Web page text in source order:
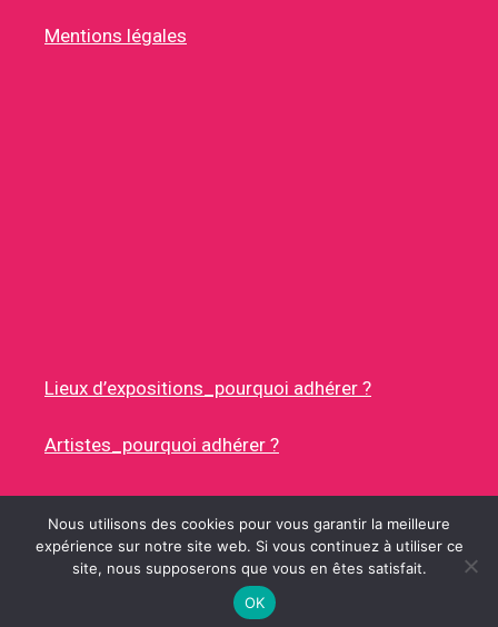
Mentions légales
Lieux d’expositions_pourquoi adhérer ?
Artistes_pourquoi adhérer ?
© 2026 RUES DES ARTISTES• CONSTRUIT AVEC
GENERATEPRESS
Nous utilisons des cookies pour vous garantir la meilleure
expérience sur notre site web. Si vous continuez à utiliser ce
site, nous supposerons que vous en êtes satisfait.
OK